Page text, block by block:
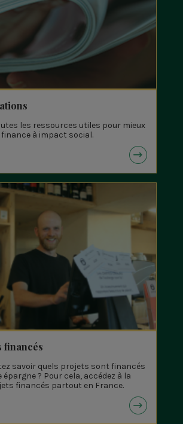
les ressources utiles pour mieux
à impact social.
financés
savoir quels projets sont financés
épargne ? Pour cela, accédez à la
financés partout en France.